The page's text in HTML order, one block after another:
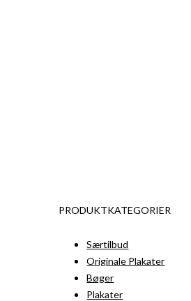
PRODUKTKATEGORIER
Særtilbud
Originale Plakater
Bøger
Plakater